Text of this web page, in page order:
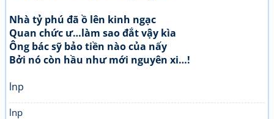
Nhà tỷ phú đã ồ lên kinh ngạc
Quan chức ư…làm sao đắt vậy kìa
Ông bác sỹ bảo tiền nào của nấy
Bởi nó còn hầu như mới nguyên xi…!
lnp
lnp